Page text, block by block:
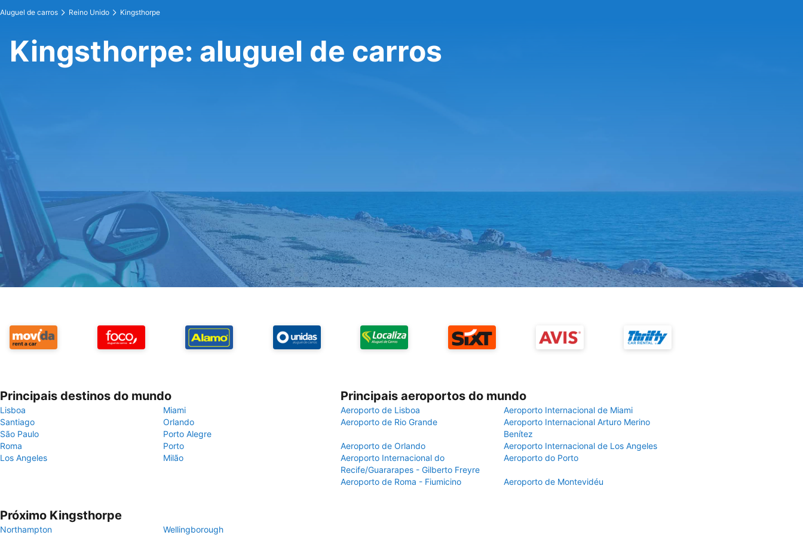
Aluguel de carros Reino Unido Kingsthorpe
Kingsthorpe: aluguel de carros
Principais destinos do mundo
Lisboa
Miami
Santiago
Orlando
São Paulo
Porto Alegre
Roma
Porto
Los Angeles
Milão
Principais aeroportos do mundo
Aeroporto de Lisboa
Aeroporto Internacional de Miami
Aeroporto de Rio Grande
Aeroporto Internacional Arturo Merino
Benítez
Aeroporto de Orlando
Aeroporto Internacional de Los Angeles
Aeroporto Internacional do
Recife/Guararapes - Gilberto Freyre
Aeroporto do Porto
Aeroporto de Roma - Fiumicino Aeroporto de Montevidéu
Próximo Kingsthorpe
Northampton Wellingborough